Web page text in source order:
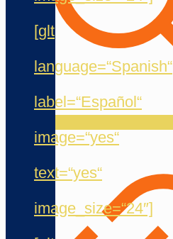
[glt
language=“Spanish“
label=“Español“
image=“yes“
text=“yes“
image_size=“24″]